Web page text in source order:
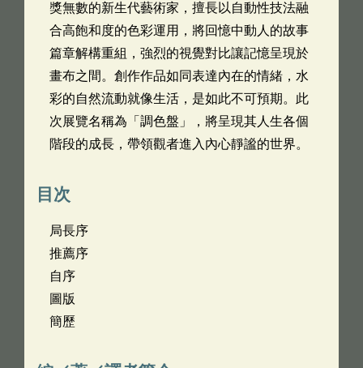
獎無數的新生代藝術家，擅長以自動性技法融
合高飽和度的色彩運用，將回憶中動人的故事
篇章解構重組，強烈的視覺對比讓記憶呈現於
畫布之間。創作作品如同表達內在的情緒，水
彩的自然流動就像生活，是如此不可預期。此
次展覽名稱為「調色盤」，將呈現其人生各個
階段的成長，帶領觀者進入內心靜謐的世界。
目次
局長序
推薦序
自序
圖版
簡歷